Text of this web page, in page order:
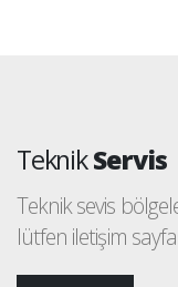
TeknikServis
Teknik sevis
lütfen iletişim